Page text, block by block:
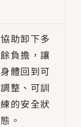
協助卸下多
餘負擔，讓
身體回到可
調整、可訓
練的安全狀
態。